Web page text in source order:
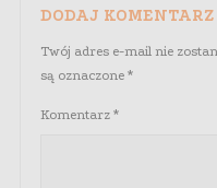
DODAJ KOMENTARZ
Twój adres e-mail nie
są oznaczone *
Komentarz *